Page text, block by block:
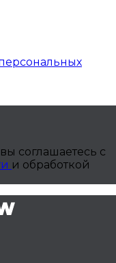
соглашаетесь с
и обработкой